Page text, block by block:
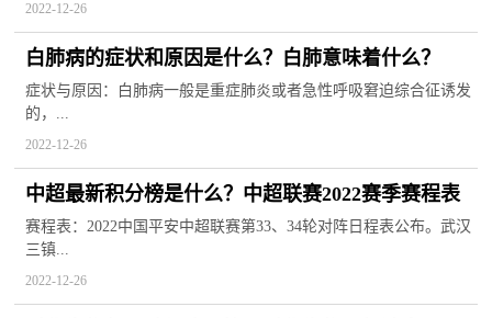
2022-12-26
白肺病的症状和原因是什么？白肺意味着什么？
症状与原因：白肺病一般是重症肺炎或者急性呼吸窘迫综合征诱发
的，...
2022-12-26
中超最新积分榜是什么？中超联赛2022赛季赛程表
赛程表：2022中国平安中超联赛第33、34轮对阵日程表公布。武汉
三镇...
2022-12-26